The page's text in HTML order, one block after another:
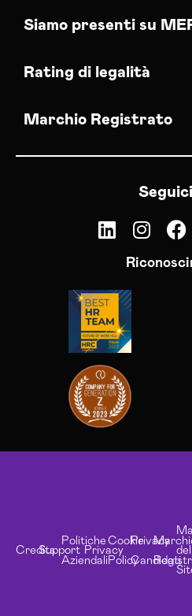
Siamo presenti su
Rating di legalità
Marchio Registrato
CreditsSupport
Politiche
Aziendali
Privacy
Cookie
Policy
Privacy
Candidati
del